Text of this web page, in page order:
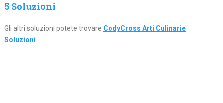
5 Soluzioni
Gli altri soluzioni potete trovare CodyCross Arti Culinarie
Soluzioni.